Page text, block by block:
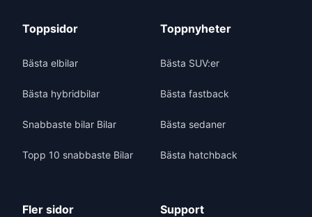
Toppsidor
Bästa elbilar
Bästa hybridbilar
Snabbaste bilar Bilar
Topp 10 snabbaste Bilar
Toppnyheter
Bästa SUV:er
Bästa fastback
Bästa sedaner
Bästa hatchback
Fler sidor Support